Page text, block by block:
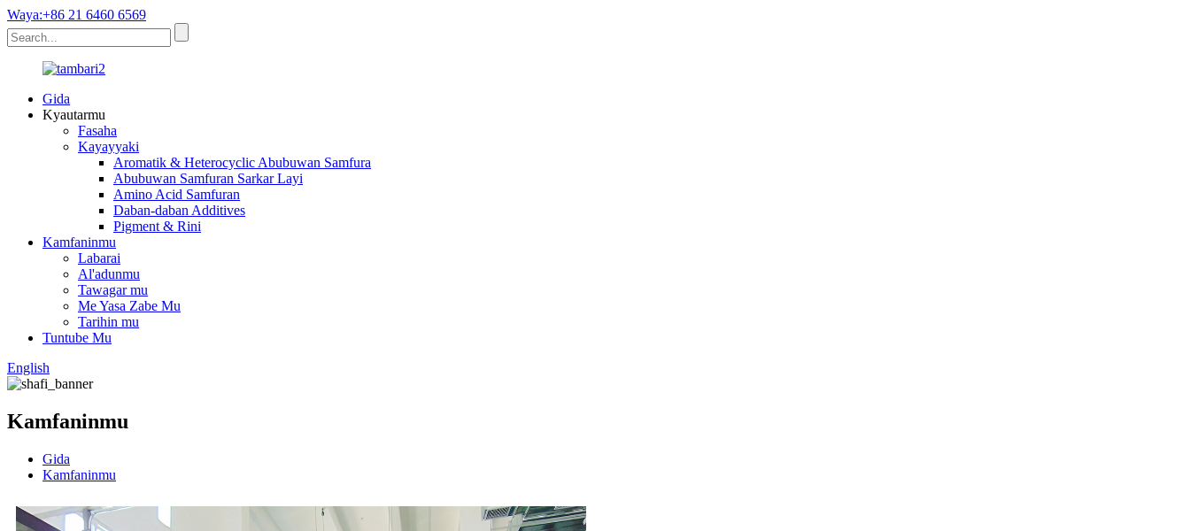
Waya:+86 21 6460 6569
Gida
Kyautarmu
Fasaha
Kayayyaki
Aromatik & Heterocyclic Abubuwan Samfura
Abubuwan Samfuran Sarkar Layi
Amino Acid Samfuran
Daban-daban Additives
Pigment & Rini
Kamfaninmu
Labarai
Al'adunmu
Tawagar mu
Me Yasa Zabe Mu
Tarihin mu
Tuntube Mu
English
Kamfaninmu
Gida
Kamfaninmu